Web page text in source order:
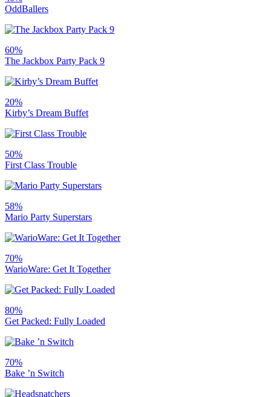
OddBallers
60%
The Jackbox Party Pack 9
20%
Kirby’s Dream Buffet
50%
First Class Trouble
58%
Mario Party Superstars
70%
WarioWare: Get It Together
80%
Get Packed: Fully Loaded
70%
Bake ’n Switch